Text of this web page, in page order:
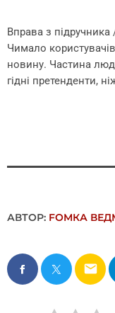
Вправа з підручника
Чимало
новину. Частина
гідні претенденти,
АВТОР: FОMКА
email